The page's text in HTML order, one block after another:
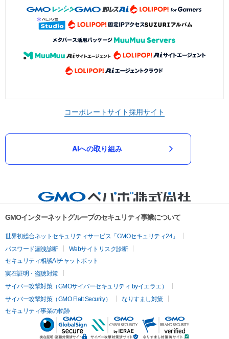
コーポレートサイト採用サイト
AIへの取り組み
GMOインターネットグループのセキュリティ事業について
世界初総合ネットセキュリティサービス「GMOセキュリティ24」
パスワード漏洩診断
Webサイトリスク診断
セキュリティ相談AIチャットボット
実在証明・盗聴対策
サイバー攻撃対策（GMOサイバーセキュリティ byイエラエ）
サイバー攻撃対策（GMO Flatt Security）
なりすまし対策
セキュリティ事業の軌跡